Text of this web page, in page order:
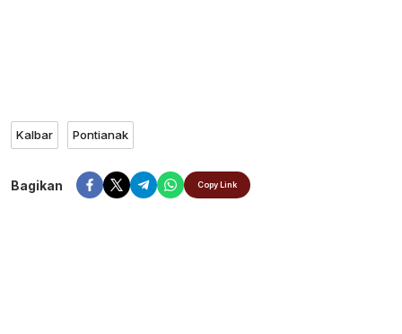
Kalbar Pontianak
Bagikan Copy Link